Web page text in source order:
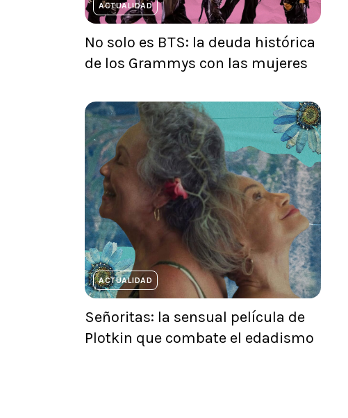
ACTUALIDAD
No solo es BTS: la deuda histórica
de los Grammys con las mujeres
ACTUALIDAD
Señoritas: la sensual película de
Plotkin que combate el edadismo